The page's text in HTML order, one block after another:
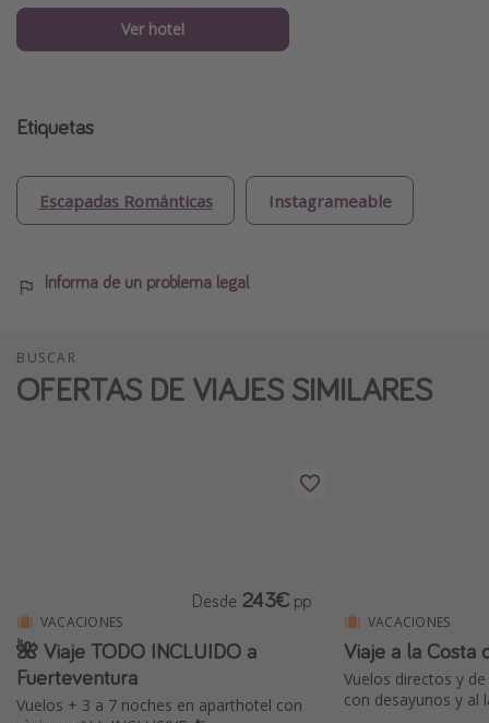
Ver hotel
Etiquetas
Escapadas Románticas Instagrameable
Informa de un problema legal
BUSCAR
OFERTAS DE VIAJES SIMILARES
VACACIONES
🌺 Viaje TODO INCLUIDO a
Fuerteventura
Vuelos + 3 a 7 noches en aparthotel con
Desde 243€ pp
VACACIONES
Viaje a la
Vuelos directos y
con desayunos y al